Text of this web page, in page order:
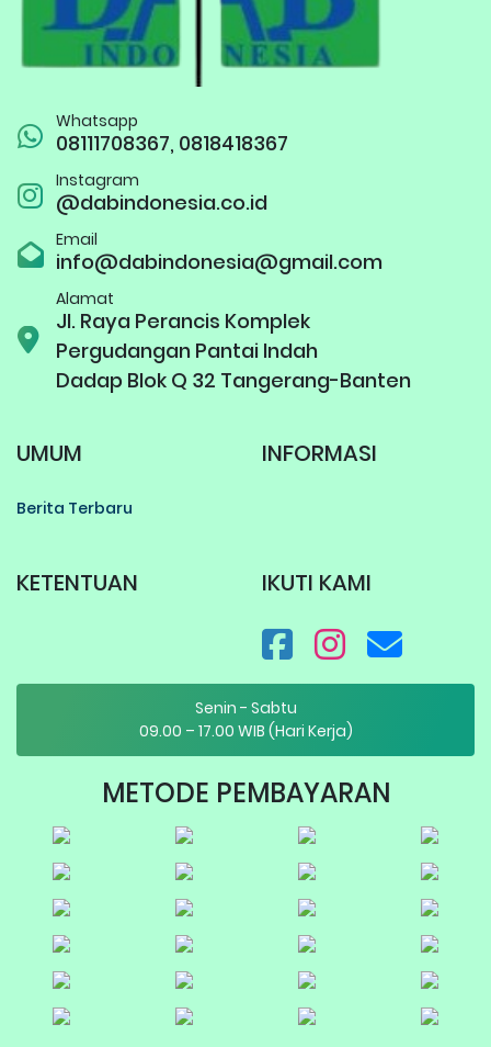
Whatsapp
08111708367, 0818418367
Instagram
@dabindonesia.co.id
Email
info@dabindonesia@gmail.com
Alamat
Jl. Raya Perancis Komplek
Pergudangan Pantai Indah
Dadap Blok Q 32 Tangerang-Banten
UMUM
Berita Terbaru
INFORMASI
KETENTUAN IKUTI KAMI
Senin - Sabtu
09.00 – 17.00 WIB (Hari Kerja)
METODE PEMBAYARAN